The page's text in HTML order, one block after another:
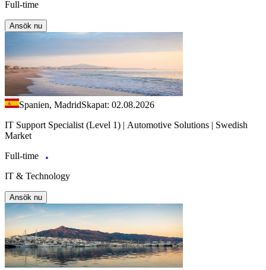
Full-time
Ansök nu
Spanien, MadridSkapat: 02.08.2026
IT Support Specialist (Level 1) | Automotive Solutions | Swedish
Market
Full-time
IT & Technology
Ansök nu